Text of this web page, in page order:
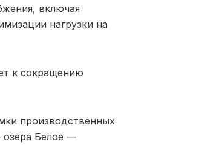
включая
нагрузки на
к сокращению
производственных
озера Белое —